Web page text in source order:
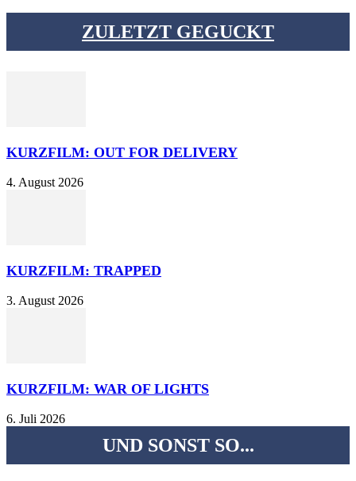
ZULETZT GEGUCKT
KURZFILM: OUT FOR DELIVERY
4. August 2026
KURZFILM: TRAPPED
3. August 2026
KURZFILM: WAR OF LIGHTS
6. Juli 2026
UND SONST SO...